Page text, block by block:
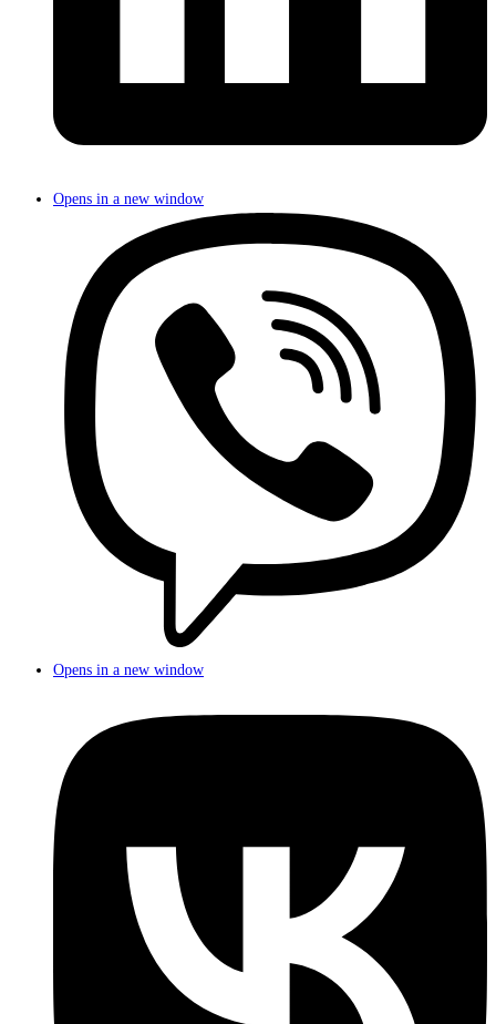
Opens in a new window
Opens in a new window